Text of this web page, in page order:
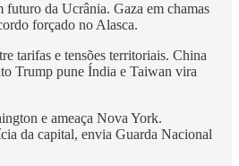
da Ucrânia. Gaza em chamas
forçado no Alasca.
tarifas e tensões territoriais. China
Trump pune Índia e Taiwan vira
e ameaça Nova York.
da capital, envia Guarda Nacional